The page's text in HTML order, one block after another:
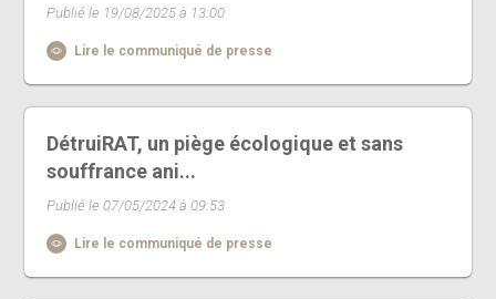
Publié le 19/08/2025 à 13:00
Lire le communiqué de presse
DétruiRAT, un piège écologique et sans
souffrance ani...
Publié le 07/05/2024 à 09:53
Lire le communiqué de presse